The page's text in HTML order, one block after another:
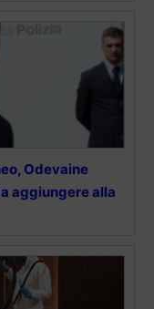
Odevaine
aggiungere alla